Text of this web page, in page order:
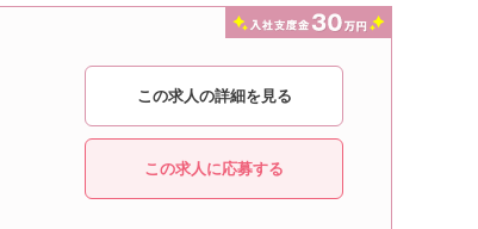
この求人の詳細を見る
この求人に応募する